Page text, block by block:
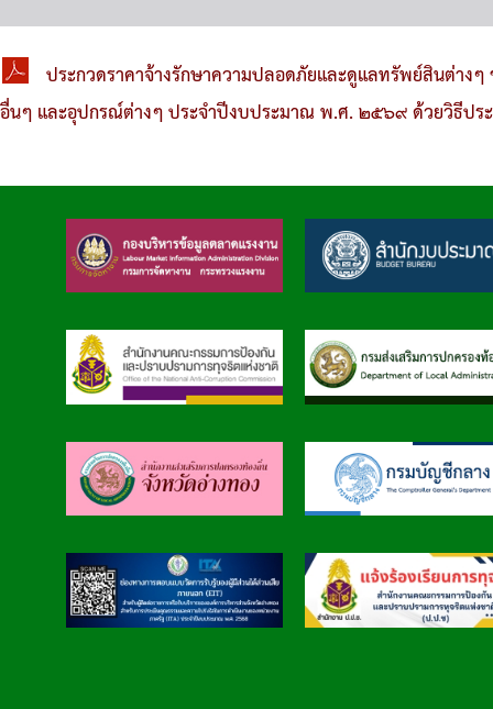
ประกวดราคาจ้างรักษาความปลอดภัยและดูแลทรัพย์สินต่าง
อื่นๆ และอุปกรณ์ต่างๆ ประจำปีงบประมาณ พ.ศ. ๒๕๖๙ ด้วยวิธีปร